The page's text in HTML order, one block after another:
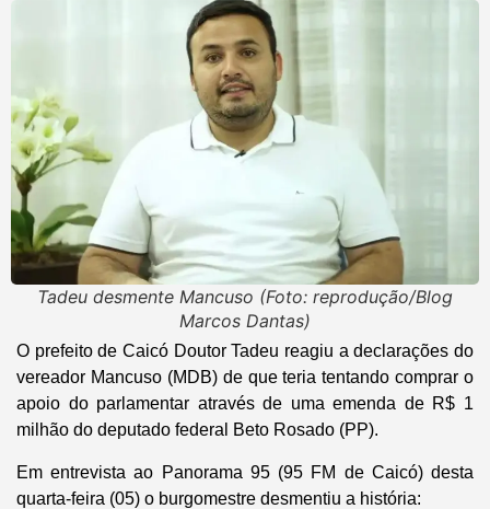
Tadeu desmente Mancuso (Foto: reprodução/Blog
Marcos Dantas)
O prefeito de Caicó Doutor Tadeu reagiu a declarações do
vereador Mancuso (MDB) de que teria tentando comprar o
apoio do parlamentar através de uma emenda de R$ 1
milhão do deputado federal Beto Rosado (PP).
Em entrevista ao Panorama 95 (95 FM de Caicó) desta
quarta-feira (05) o burgomestre desmentiu a história: